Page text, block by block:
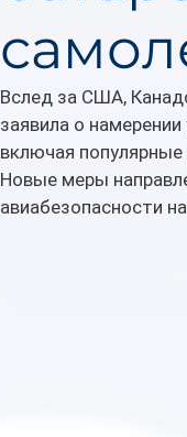
Вслед за США,
заявила о
включая
Новые меры
авиабезопасности